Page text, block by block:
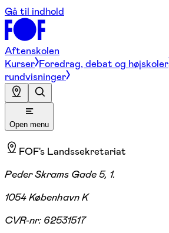
Gå til indhold
Aftenskolen
Kurser Foredrag, debat og højskoler
rundvisninger
Open menu
FOF's Landssekretariat
Peder Skrams Gade 5, 1.
1054 København K
CVR-nr: 62531517